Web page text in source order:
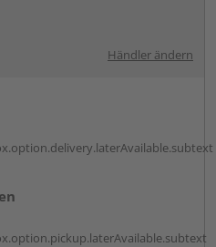
Händler ändern